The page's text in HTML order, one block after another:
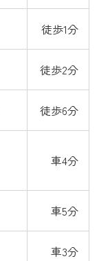
徒歩1分
徒歩2分
徒歩6分
車4分
車5分
車3分